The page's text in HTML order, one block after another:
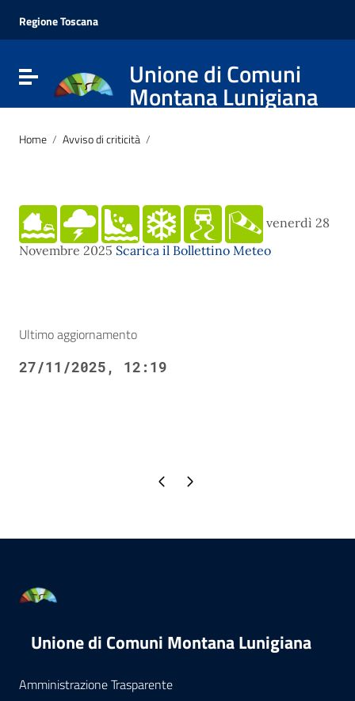
Vai al menu di navigazione
Vai al footer
Regione Toscana
Attiva / disattiva la navigazioneUnione di Comuni
Montana Lunigiana
Home / Avviso di criticità /
venerdì 28
Novembre 2025 Scarica il Bollettino Meteo
Ultimo aggiornamento
27/11/2025, 12:19
Pagina precedente
Pagina successiva
Unione di Comuni Montana Lunigiana
Amministrazione Trasparente